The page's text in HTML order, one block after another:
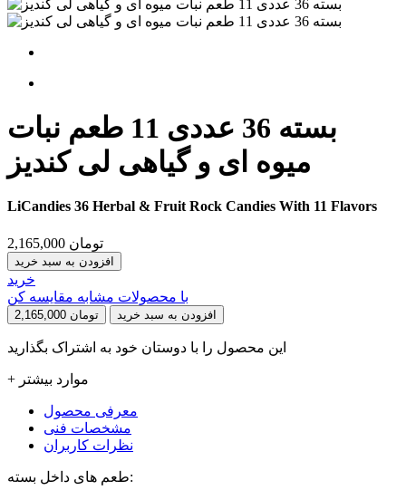
بسته 36 عددی 11 طعم نبات
میوه ای و گیاهی لی کندیز
LiCandies 36 Herbal & Fruit Rock Candies With 11 Flavors
2,165,000 تومان
افزودن به سبد خرید
خرید
با محصولات مشابه مقایسه کن
2,165,000 تومان افزودن به سبد خرید
این محصول را با دوستان خود به اشتراک بگذارید
+ موارد بیشتر
معرفی محصول
مشخصات فنی
نظرات کاربران
طعم های داخل بسته: